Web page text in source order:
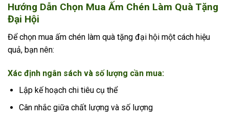
Hướng Dẫn Chọn Mua Ấm Chén Làm Quà Tặng
Đại Hội
Để chọn mua ấm chén làm quà tặng đại hội một cách hiệu
quả, bạn nên:
Xác định ngân sách và số lượng cần mua:
Lập kế hoạch chi tiêu cụ thể
Cân nhắc giữa chất lượng và số lượng